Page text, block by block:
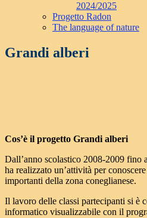
2024/2025
Progetto Radon
The language of nature
Grandi alberi
Cos’è il progetto Grandi alberi
Dall’anno scolastico 2008-2009
ha realizzato un’attività per
importanti della zona coneglianese.
Il lavoro delle classi partecipanti si è
informatico visualizzabile con il